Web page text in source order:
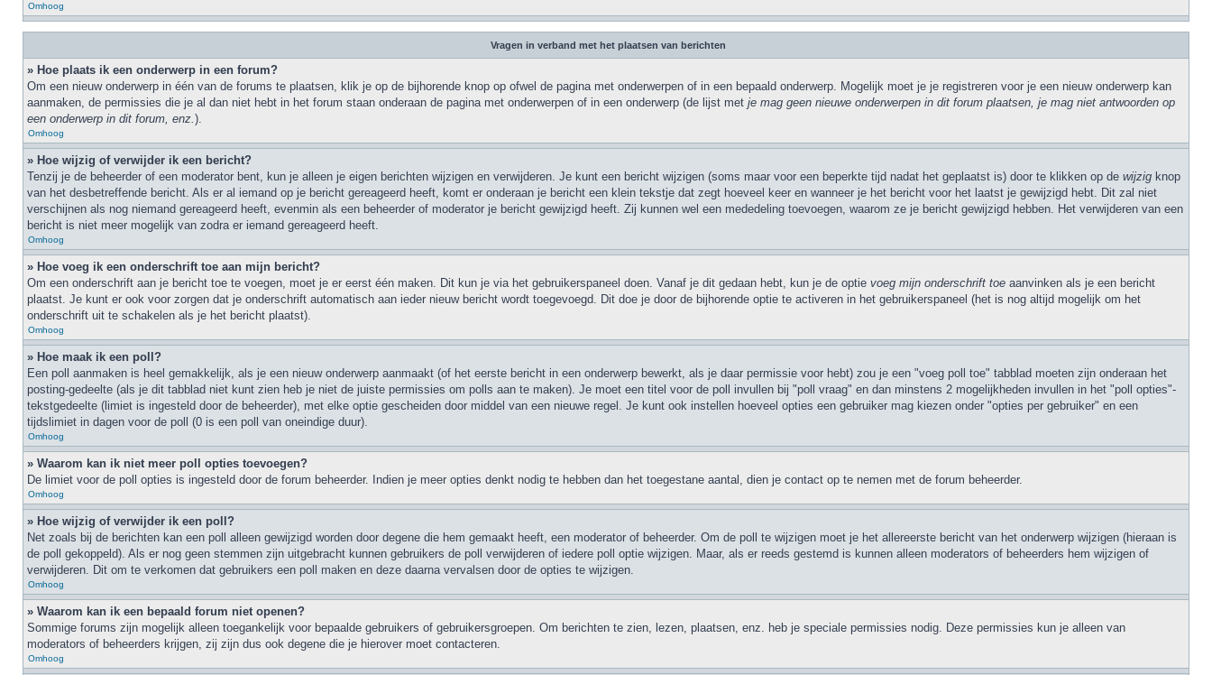
Omhoog
Vragen in verband met het plaatsen van berichten
» Hoe plaats ik een onderwerp in een forum?
Om een nieuw onderwerp in één van de forums te plaatsen, klik je op de bijhorende knop op ofwel de pagina met onderwerpen of in een bepaald onderwerp. Mogelijk moet je je registreren voor je een nieuw onderwerp kan
aanmaken, de permissies die je al dan niet hebt in het forum staan onderaan de pagina met onderwerpen of in een onderwerp (de lijst met je mag geen nieuwe onderwerpen in dit forum plaatsen, je mag niet antwoorden op
een onderwerp in dit forum, enz.).
Omhoog
» Hoe wijzig of verwijder ik een bericht?
Tenzij je de beheerder of een moderator bent, kun je alleen je eigen berichten wijzigen en verwijderen. Je kunt een bericht wijzigen (soms maar voor een beperkte tijd nadat het geplaatst is) door te klikken op de wijzig knop
van het desbetreffende bericht. Als er al iemand op je bericht gereageerd heeft, komt er onderaan je bericht een klein tekstje dat zegt hoeveel keer en wanneer je het bericht voor het laatst je gewijzigd hebt. Dit zal niet
verschijnen als nog niemand gereageerd heeft, evenmin als een beheerder of moderator je bericht gewijzigd heeft. Zij kunnen wel een mededeling toevoegen, waarom ze je bericht gewijzigd hebben. Het verwijderen van een
bericht is niet meer mogelijk van zodra er iemand gereageerd heeft.
Omhoog
» Hoe voeg ik een onderschrift toe aan mijn bericht?
Om een onderschrift aan je bericht toe te voegen, moet je er eerst één maken. Dit kun je via het gebruikerspaneel doen. Vanaf je dit gedaan hebt, kun je de optie voeg mijn onderschrift toe aanvinken als je een bericht
plaatst. Je kunt er ook voor zorgen dat je onderschrift automatisch aan ieder nieuw bericht wordt toegevoegd. Dit doe je door de bijhorende optie te activeren in het gebruikerspaneel (het is nog altijd mogelijk om het
onderschrift uit te schakelen als je het bericht plaatst).
Omhoog
» Hoe maak ik een poll?
Een poll aanmaken is heel gemakkelijk, als je een nieuw onderwerp aanmaakt (of het eerste bericht in een onderwerp bewerkt, als je daar permissie voor hebt) zou je een "voeg poll toe" tabblad moeten zijn onderaan het
posting-gedeelte (als je dit tabblad niet kunt zien heb je niet de juiste permissies om polls aan te maken). Je moet een titel voor de poll invullen bij "poll vraag" en dan minstens 2 mogelijkheden invullen in het "poll opties"-
tekstgedeelte (limiet is ingesteld door de beheerder), met elke optie gescheiden door middel van een nieuwe regel. Je kunt ook instellen hoeveel opties een gebruiker mag kiezen onder "opties per gebruiker" en een
tijdslimiet in dagen voor de poll (0 is een poll van oneindige duur).
Omhoog
» Waarom kan ik niet meer poll opties toevoegen?
De limiet voor de poll opties is ingesteld door de forum beheerder. Indien je meer opties denkt nodig te hebben dan het toegestane aantal, dien je contact op te nemen met de forum beheerder.
Omhoog
» Hoe wijzig of verwijder ik een poll?
Net zoals bij de berichten kan een poll alleen gewijzigd worden door degene die hem gemaakt heeft, een moderator of beheerder. Om de poll te wijzigen moet je het allereerste bericht van het onderwerp wijzigen (hieraan is
de poll gekoppeld). Als er nog geen stemmen zijn uitgebracht kunnen gebruikers de poll verwijderen of iedere poll optie wijzigen. Maar, als er reeds gestemd is kunnen alleen moderators of beheerders hem wijzigen of
verwijderen. Dit om te verkomen dat gebruikers een poll maken en deze daarna vervalsen door de opties te wijzigen.
Omhoog
» Waarom kan ik een bepaald forum niet openen?
Sommige forums zijn mogelijk alleen toegankelijk voor bepaalde gebruikers of gebruikersgroepen. Om berichten te zien, lezen, plaatsen, enz. heb je speciale permissies nodig. Deze permissies kun je alleen van
moderators of beheerders krijgen, zij zijn dus ook degene die je hierover moet contacteren.
Omhoog